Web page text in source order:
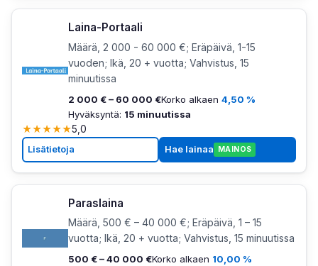
Laina-Portaali
Määrä, 2 000 - 60 000 €; Eräpäivä, 1-15
vuoden; Ikä, 20 + vuotta; Vahvistus, 15
minuutissa
2 000 € – 60 000 €Korko alkaen 4,50 %
Hyväksyntä: 15 minuutissa
★★★★★5,0
Lisätietoja Hae lainaa MAINOS
Paraslaina
Määrä, 500 € – 40 000 €; Eräpäivä, 1 – 15
vuotta; Ikä, 20 + vuotta; Vahvistus, 15 minuutissa
500 € – 40 000 €Korko alkaen 10,00 %